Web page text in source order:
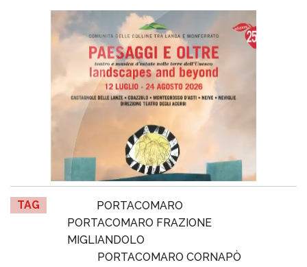
TAG
PORTACOMARO
PORTACOMARO FRAZIONE
MIGLIANDOLO
PORTACOMARO CORNAPÒ